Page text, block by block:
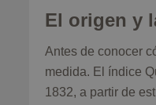
El origen y
Antes de conocer
medida. El índice
1832, a partir de